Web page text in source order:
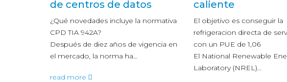
de centros de datos
¿Qué novedades incluye la normativa
CPD TIA 942A?
Después de diez años de vigencia en
el mercado, la norma ha…
read more
caliente
El objetivo es conseguir la
refrigeracion directa de
con un PUE de 1,06
El National Renewable
Laboratory (NREL)…